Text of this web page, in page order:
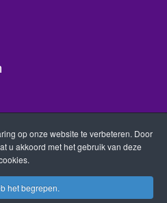
op onze website te verbeteren. Door
u akkoord met het gebruik van deze
het begrepen.